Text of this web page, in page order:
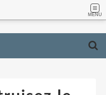
MENU